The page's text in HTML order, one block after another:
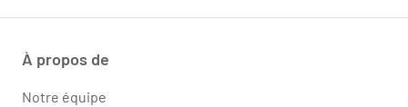
À propos de
Notre équipe